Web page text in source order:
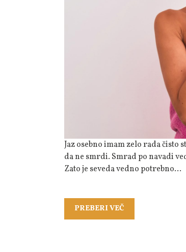
Jaz osebno imam zelo rada čisto stanovanje. Vedno poskrbim za to, da je moje stanovanje urejeno in
da ne smrdi. Smrad po navadi
Zato je seveda vedno potrebno…
PREBERI VEČ
VEČ